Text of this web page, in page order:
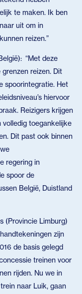
te maken. Ik ben
uit om in
reizen.”
“Met deze
reizen. Dit
spoorintegratie. Het
hiervoor
Reizigers krijgen
toegankelijke
Dit past ook binnen
regering in
spoor de
België, Duistland
(Provincie Limburg)
zijn
de basis gelegd
treinen voor
rijden. Nu we in
naar Luik, gaan